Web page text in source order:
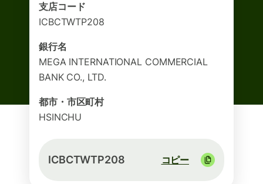
支店コード
ICBCTWTP208
銀行名
MEGA INTERNATIONAL COMMERCIAL
BANK CO., LTD.
都市・市区町村
HSINCHU
ICBCTWTP208 コピー